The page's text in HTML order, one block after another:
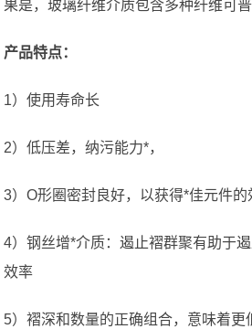
果是，玻璃纤维介质包含多种纤维可普
产品特点：
1）使用寿命长
2）低压差，纳污能力*，
3）O形圈密封良好，以获得*佳元件的
4）钢丝增*介质：遏止褶群聚有助于
效率
5）褶深和数量的正确组合，意味着更